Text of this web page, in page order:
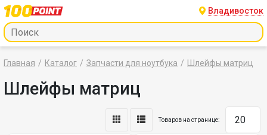
Владивосток
Главная Каталог Запчасти для ноутбука Шлейфы матриц
Шлейфы матриц
Товаров на странице: